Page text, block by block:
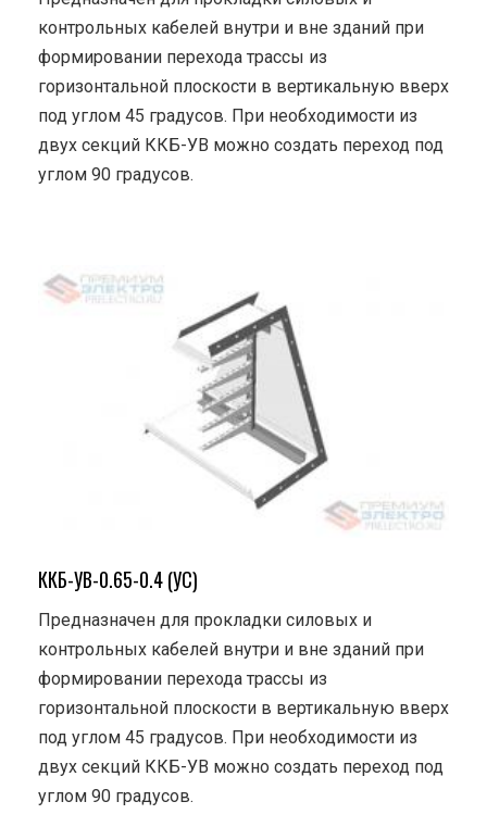
контрольных кабелей внутри и вне зданий при
формировании перехода трассы из
горизонтальной плоскости в вертикальную вверх
под углом 45 градусов. При необходимости из
двух секций ККБ-УВ можно создать переход под
углом 90 градусов.
ККБ-УВ-0.65-0.4 (УС)
Предназначен для прокладки силовых и
контрольных кабелей внутри и вне зданий при
формировании перехода трассы из
горизонтальной плоскости в вертикальную вверх
под углом 45 градусов. При необходимости из
двух секций ККБ-УВ можно создать переход под
углом 90 градусов.